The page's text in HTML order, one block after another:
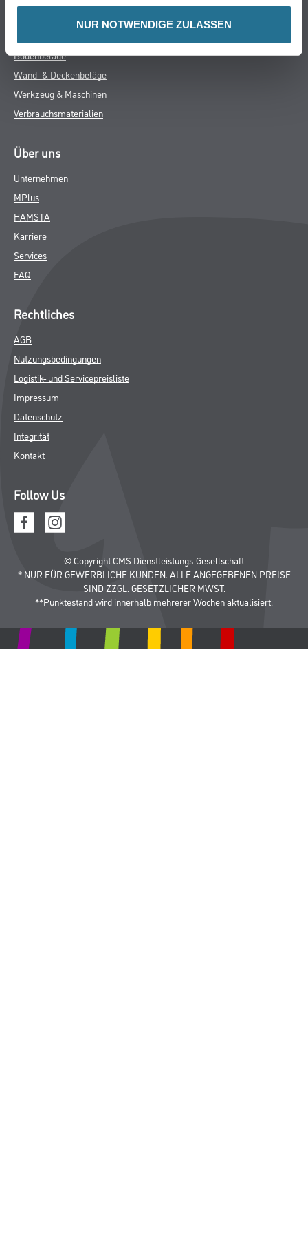
NUR NOTWENDIGE ZULASSEN
Bodenbeläge
Wand- & Deckenbeläge
Werkzeug & Maschinen
Verbrauchsmaterialien
Über uns
Unternehmen
MPlus
HAMSTA
Karriere
Services
FAQ
Rechtliches
AGB
Nutzungsbedingungen
Logistik- und Servicepreisliste
Impressum
Datenschutz
Integrität
Kontakt
Follow Us
© Copyright CMS Dienstleistungs-Gesellschaft
* NUR FÜR GEWERBLICHE KUNDEN. ALLE ANGEGEBENEN PREISE
SIND ZZGL. GESETZLICHER MWST.
**Punktestand wird innerhalb mehrerer Wochen aktualisiert.